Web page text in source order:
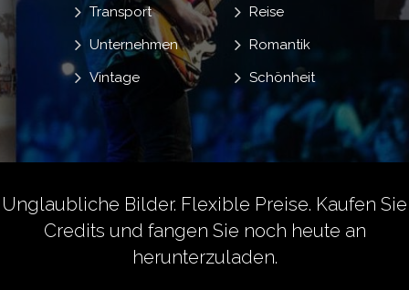
Reise
Romantik
Schönheit
Transport
Unternehmen
Vintage
Unglaubliche Bilder. Flexible Preise. Kaufen Sie
Credits und fangen Sie noch heute an
herunterzuladen.